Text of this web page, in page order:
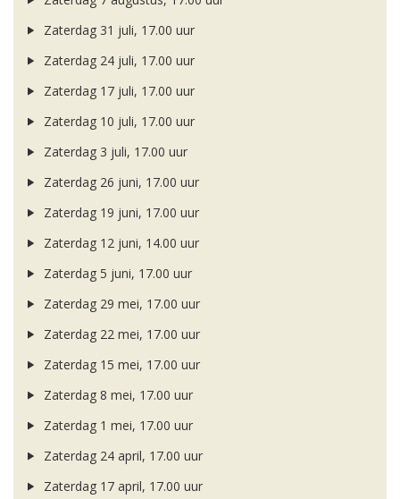
Zaterdag 31 juli, 17.00 uur
Zaterdag 24 juli, 17.00 uur
Zaterdag 17 juli, 17.00 uur
Zaterdag 10 juli, 17.00 uur
Zaterdag 3 juli, 17.00 uur
Zaterdag 26 juni, 17.00 uur
Zaterdag 19 juni, 17.00 uur
Zaterdag 12 juni, 14.00 uur
Zaterdag 5 juni, 17.00 uur
Zaterdag 29 mei, 17.00 uur
Zaterdag 22 mei, 17.00 uur
Zaterdag 15 mei, 17.00 uur
Zaterdag 8 mei, 17.00 uur
Zaterdag 1 mei, 17.00 uur
Zaterdag 24 april, 17.00 uur
Zaterdag 17 april, 17.00 uur